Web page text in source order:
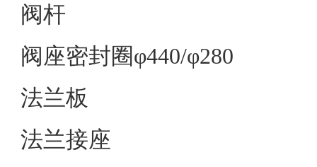
阀杆
阀座密封圈φ440/φ280
法兰板
法兰接座